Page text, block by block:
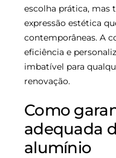
escolha prática,
expressão estética
contemporâneas. A
eficiência e
imbatível para
renovação.
Como
adequada
alumínio